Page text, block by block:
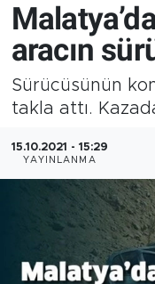
aracın
Sürücüsünün
takla attı.
15.10.2021 - 15:29
YAYINLANMA
Türkiye
Sağlık
Ekonomi
Güncel
Kültür
Teknoloji